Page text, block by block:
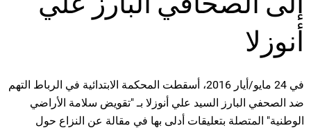
أنوزلا
في 24 مايو/أيار 2016، أسقطت المحكمة الابتدائية في الرباط التهم
ضد الصحفي البارز السيد علي أنوزلا بـ "تقويض سلامة الأراضي
الوطنية" المتصلة بتعليقات أدلى بها في مقالة عن النزاع حول